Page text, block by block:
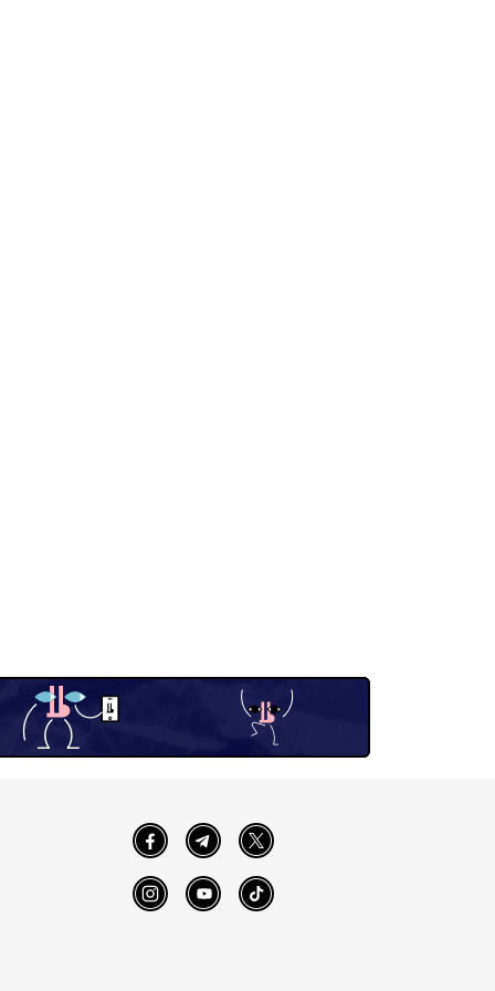
FacebookTelegram Twitter
InstagramYouTube TikTok